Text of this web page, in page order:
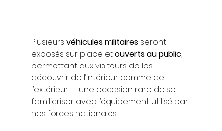
Plusieurs véhicules militaires seront
exposés sur place et ouverts au public,
permettant aux visiteurs de les
découvrir de l’intérieur comme de
l’extérieur — une occasion rare de se
familiariser avec l’équipement utilisé par
nos forces nationales.